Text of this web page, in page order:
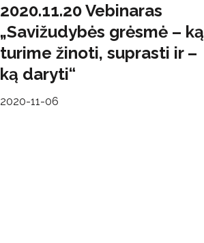
2020.11.20 Vebinaras
„Savižudybės grėsmė – ką
turime žinoti, suprasti ir –
ką daryti“
2020-11-06